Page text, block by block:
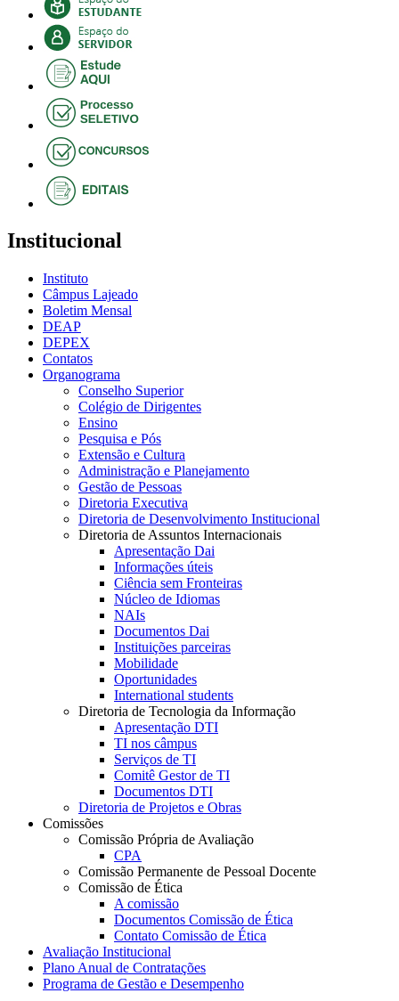
Institucional
Instituto
Câmpus Lajeado
Boletim Mensal
DEAP
DEPEX
Contatos
Organograma
Conselho Superior
Colégio de Dirigentes
Ensino
Pesquisa e Pós
Extensão e Cultura
Administração e Planejamento
Gestão de Pessoas
Diretoria Executiva
Diretoria de Desenvolvimento Institucional
Diretoria de Assuntos Internacionais
Apresentação Dai
Informações úteis
Ciência sem Fronteiras
Núcleo de Idiomas
NAIs
Documentos Dai
Instituições parceiras
Mobilidade
Oportunidades
International students
Diretoria de Tecnologia da Informação
Apresentação DTI
TI nos câmpus
Serviços de TI
Comitê Gestor de TI
Documentos DTI
Diretoria de Projetos e Obras
Comissões
Comissão Própria de Avaliação
CPA
Comissão Permanente de Pessoal Docente
Comissão de Ética
A comissão
Documentos Comissão de Ética
Contato Comissão de Ética
Avaliação Institucional
Plano Anual de Contratações
Programa de Gestão e Desempenho